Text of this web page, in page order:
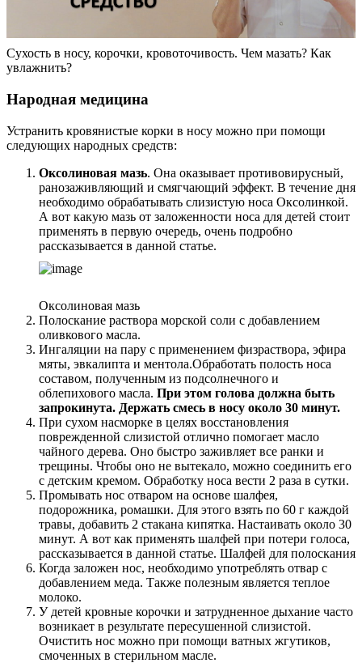
Сухость в носу, корочки, кровоточивость. Чем мазать? Как
увлажнить?
Народная медицина
Устранить кровянистые корки в носу можно при помощи
следующих народных средств:
Оксолиновая мазь. Она оказывает противовирусный,
ранозаживляющий и смягчающий эффект. В течение дня
необходимо обрабатывать слизистую носа Оксолинкой.
А вот какую мазь от заложенности носа для детей стоит
применять в первую очередь, очень подробно
рассказывается в данной статье.
Оксолиновая мазь
Полоскание раствора морской соли с добавлением
оливкового масла.
Ингаляции на пару с применением физраствора, эфира
мяты, эвкалипта и ментола.Обработать полость носа
составом, полученным из подсолнечного и
облепихового масла. При этом голова должна быть
запрокинута. Держать смесь в носу около 30 минут.
При сухом насморке в целях восстановления
поврежденной слизистой отлично помогает масло
чайного дерева. Оно быстро заживляет все ранки и
трещины. Чтобы оно не вытекало, можно соединить его
с детским кремом. Обработку носа вести 2 раза в сутки.
Промывать нос отваром на основе шалфея,
подорожника, ромашки. Для этого взять по 60 г каждой
травы, добавить 2 стакана кипятка. Настаивать около 30
минут. А вот как применять шалфей при потери голоса,
рассказывается в данной статье. Шалфей для полоскания
Когда заложен нос, необходимо употреблять отвар с
добавлением меда. Также полезным является теплое
молоко.
У детей кровные корочки и затрудненное дыхание часто
возникает в результате пересушенной слизистой.
Очистить нос можно при помощи ватных жгутиков,
смоченных в стерильном масле.